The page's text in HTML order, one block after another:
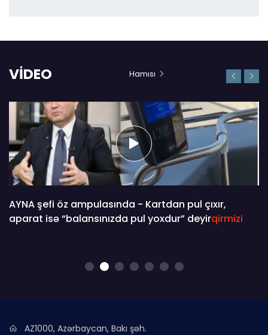
VİDEO Hamısı
AYNA şefi öz ampulasında - Kartdan pul çıxır,
aparat isə “balansınızda pul yoxdur” deyirqirmizi
AZ1000, Azərbaycan, Bakı şəh.